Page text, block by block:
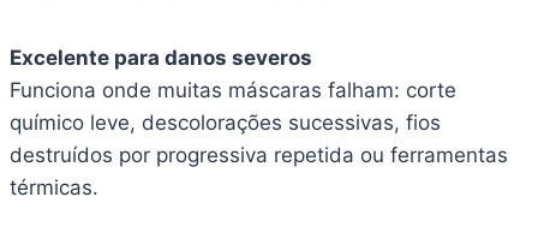
Excelente para danos severos
Funciona onde muitas máscaras falham: corte
químico leve, descolorações sucessivas, fios
destruídos por progressiva repetida ou ferramentas
térmicas.